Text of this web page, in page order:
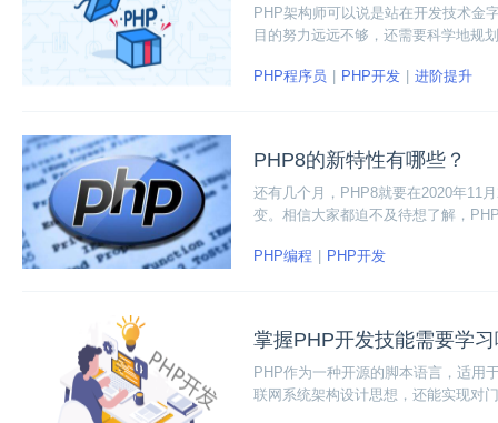
PHP架构师可以说是站在开发技术金
目的努力远远不够，还需要科学地规
PHP程序员
PHP开发 进阶提升
PHP8的新特性有哪些？
还有几个月，PHP8就要在2020年11
变。相信大家都迫不及待想了解，
PHP编程
PHP开发
掌握PHP开发技能需要学
PHP作为一种开源的脚本语言，适用
联网系统架构设计思想，还能实现对